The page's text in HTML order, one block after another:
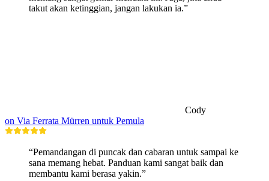
takut akan ketinggian, jangan lakukan ia.”
Cody
on Via Ferrata Mürren untuk Pemula
“Pemandangan di puncak dan cabaran untuk sampai ke
sana memang hebat. Panduan kami sangat baik dan
membantu kami berasa yakin.”